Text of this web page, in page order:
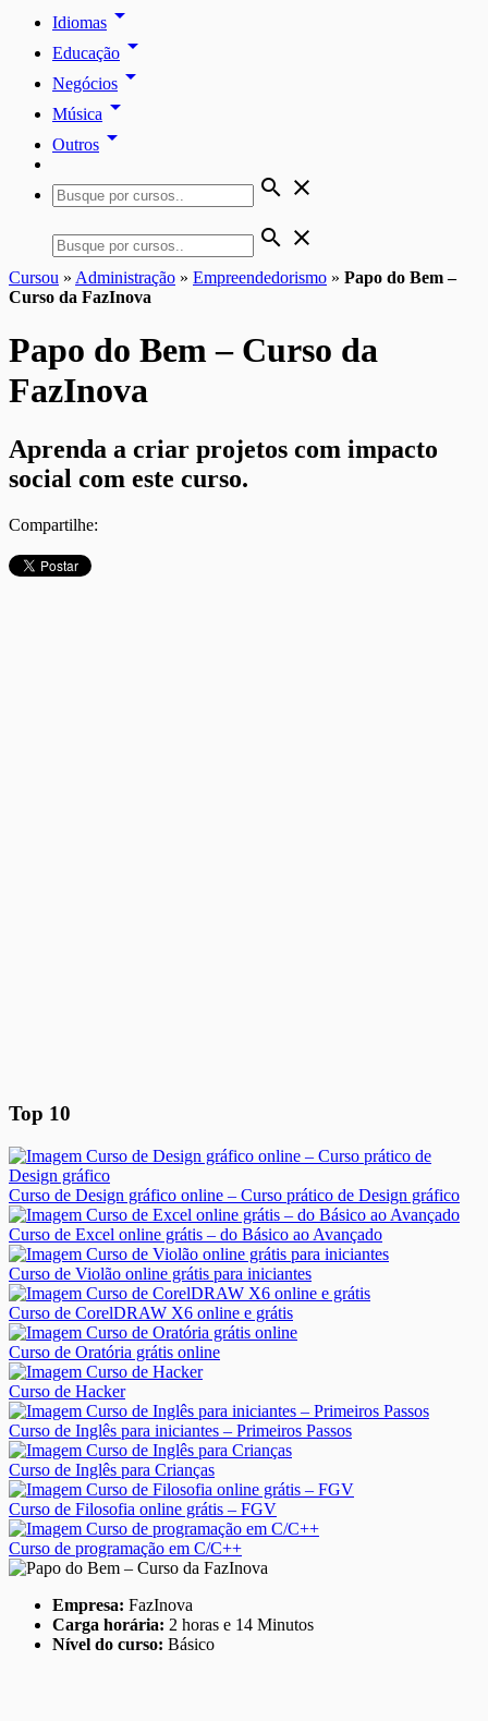
Idiomas arrow_drop_down
Educação arrow_drop_down
Negócios arrow_drop_down
Música arrow_drop_down
Outros arrow_drop_down
search close
search close
Cursou » Administração » Empreendedorismo » Papo do Bem –
Curso da FazInova
Papo do Bem – Curso da
FazInova
Aprenda a criar projetos com impacto
social com este curso.
Compartilhe:
Top 10
Curso de Design gráfico online – Curso prático de Design gráfico
Curso de Excel online grátis – do Básico ao Avançado
Curso de Violão online grátis para iniciantes
Curso de CorelDRAW X6 online e grátis
Curso de Oratória grátis online
Curso de Hacker
Curso de Inglês para iniciantes – Primeiros Passos
Curso de Inglês para Crianças
Curso de Filosofia online grátis – FGV
Curso de programação em C/C++
Empresa: FazInova
Carga horária: 2 horas e 14 Minutos
Nível do curso: Básico